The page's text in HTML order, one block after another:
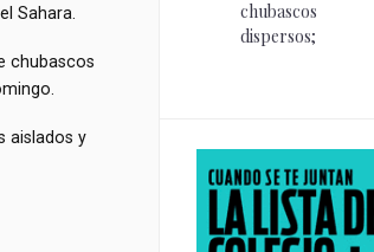
Sahara.
chubascos
aislados y
chubascos
dispersos;